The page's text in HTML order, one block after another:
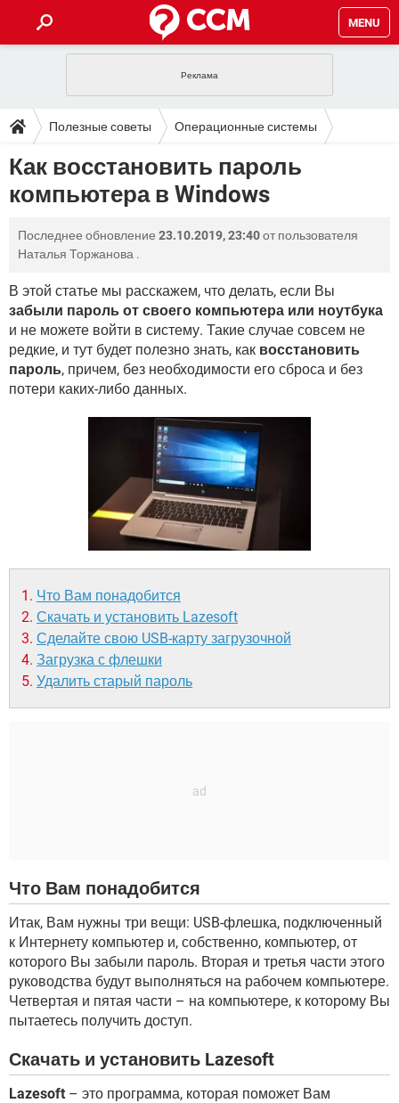
MENU
INSTAGRAM FACEBOOK
ИГРЫ WINDOWS 10
ВКОНТАКТЕ ВИДЕО
ПОЛЕЗНЫЕ СОВЕТЫ
TIKTOK
WHATSAPP INSTAGRAM
WINDOWS 10 ВКОНТАКТЕ
YANDEX
ЗАГРУЗКИ
TIKTOK TELEGRAM
FACEBOOK
WINDOWS 10
ВИДЕО GOOGLE
YANDEX
ФОРУМ
TIKTOK TELEGRAM
FACEBOOK ИГРЫ
WINDOWS 10 ВКОНТАКТЕ
ВИДЕО GOOGLE
YANDEX
ЭНЦИКЛОПЕДИЯ
TIKTOK
WHATSAPP INSTAGRAM
FACEBOOK ИГРЫ
WINDOWS 10 ВКОНТАКТЕ
Полезные советы Операционные системы
Windows
Как восстановить пароль
компьютера в Windows
Последнее обновление 23.10.2019, 23:40от пользователя
Наталья Торжанова .
В этой статье мы расскажем, что делать, если Вы
забыли пароль от своего компьютера или ноутбука
и не можете войти в систему. Такие случае совсем не
редкие, и тут будет полезно знать, как восстановить
пароль, причем, без необходимости его сброса и без
потери каких-либо данных.
Что Вам понадобится
Скачать и установить Lazesoft
Сделайте свою USB-карту загрузочной
Загрузка с флешки
Удалить старый пароль
Что Вам понадобится
Итак, Вам нужны три вещи: USB-флешка, подключенный
к Интернету компьютер и, собственно, компьютер, от
которого Вы забыли пароль. Вторая и третья части этого
руководства будут выполняться на рабочем компьютере.
Четвертая и пятая части – на компьютере, к которому Вы
пытаетесь получить доступ.
Скачать и установить Lazesoft
Lazesoft – это программа, которая поможет Вам